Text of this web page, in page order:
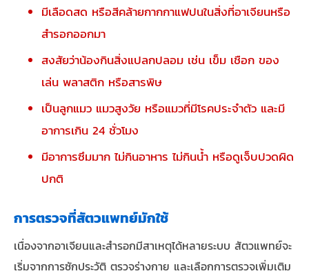
มีเลือดสด หรือสีคล้ายกากกาแฟปนในสิ่งที่อาเจียนหรือ
สำรอกออกมา
สงสัยว่าน้องกินสิ่งแปลกปลอม เช่น เข็ม เชือก ของ
เล่น พลาสติก หรือสารพิษ
เป็นลูกแมว แมวสูงวัย หรือแมวที่มีโรคประจำตัว และมี
อาการเกิน 24 ชั่วโมง
มีอาการซึมมาก ไม่กินอาหาร ไม่กินน้ำ หรือดูเจ็บปวดผิด
ปกติ
การตรวจที่สัตวแพทย์มักใช้
เนื่องจากอาเจียนและสำรอกมีสาเหตุได้หลายระบบ สัตวแพทย์จะ
เริ่มจากการซักประวัติ ตรวจร่างกาย และเลือกการตรวจเพิ่มเติม